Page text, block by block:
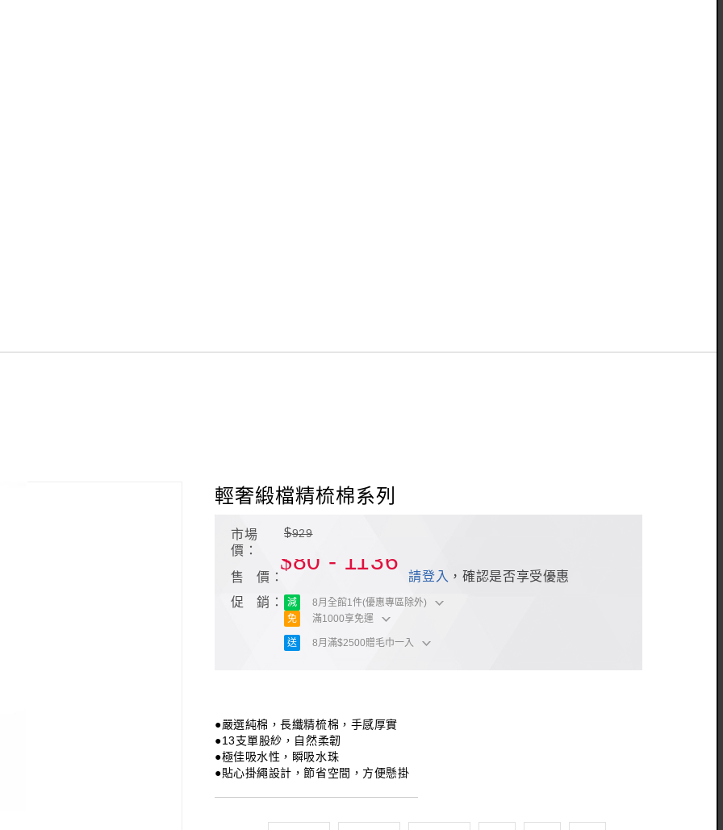
輕奢緞檔精梳棉系列
市場
價：
$929
售 價：
$80 - 1136
請登入 ，確認是否享受優惠
促 銷：
減
8月全館1件(優惠專區除外)
免
滿1000享免運
送 8月滿$2500贈毛巾一入
●嚴選純棉，長纖精梳棉，手感厚實
●13支單股紗，自然柔韌
●極佳吸水性，瞬吸水珠
●貼心掛繩設計，節省空間，方便懸掛